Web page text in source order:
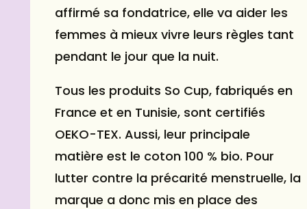
affirmé sa fondatrice, elle va aider les
femmes à mieux vivre leurs règles tant
pendant le jour que la nuit.
Tous les produits So Cup, fabriqués en
France et en Tunisie, sont certifiés
OEKO-TEX. Aussi, leur principale
matière est le coton 100 % bio. Pour
lutter contre la précarité menstruelle, la
marque a donc mis en place des